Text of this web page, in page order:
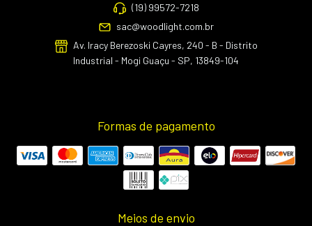
(19) 99572-7218
sac@woodlight.com.br
Av. Iracy Berezoski Cayres, 240 - B - Distrito
Industrial - Mogi Guaçu - SP, 13849-104
Formas de pagamento
Meios de envio